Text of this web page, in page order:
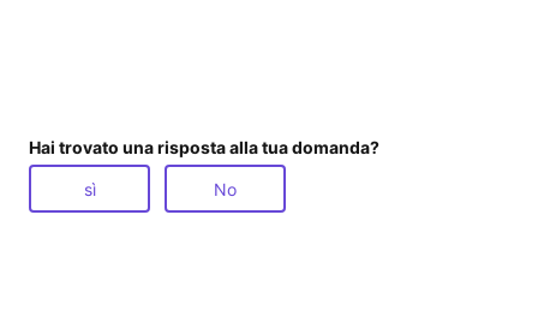
Hai trovato una risposta alla tua domanda?
sì No